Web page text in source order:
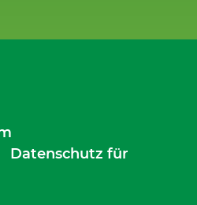
Datenschutz für